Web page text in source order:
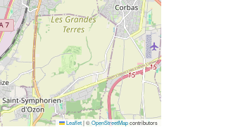
Leaflet |©OpenStreetMapcontributors